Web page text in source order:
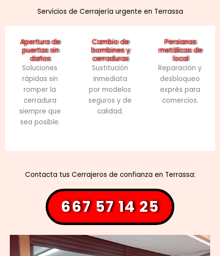
Servicios de Cerrajería urgente en Terrassa
Apertura de
puertas sin
daños
Soluciones
rápidas sin
romper la
cerradura
siempre que
sea posible.
Cambio de
bombines y
cerraduras
Sustitución
inmediata
por modelos
seguros y de
calidad.
Persianas
metálicas de
local
Reparación y
desbloqueo
exprés para
comercios.
Contacta tus Cerrajeros de confianza en Terrassa:
667 57 14 25